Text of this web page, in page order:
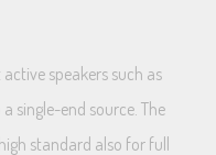
speakers such as
single-end source. The
standard also for full